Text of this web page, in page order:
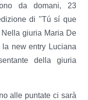
da domani, 23
di "Tú sí que
giuria Maria De
new entry Luciana
della giuria
alle puntate ci sarà